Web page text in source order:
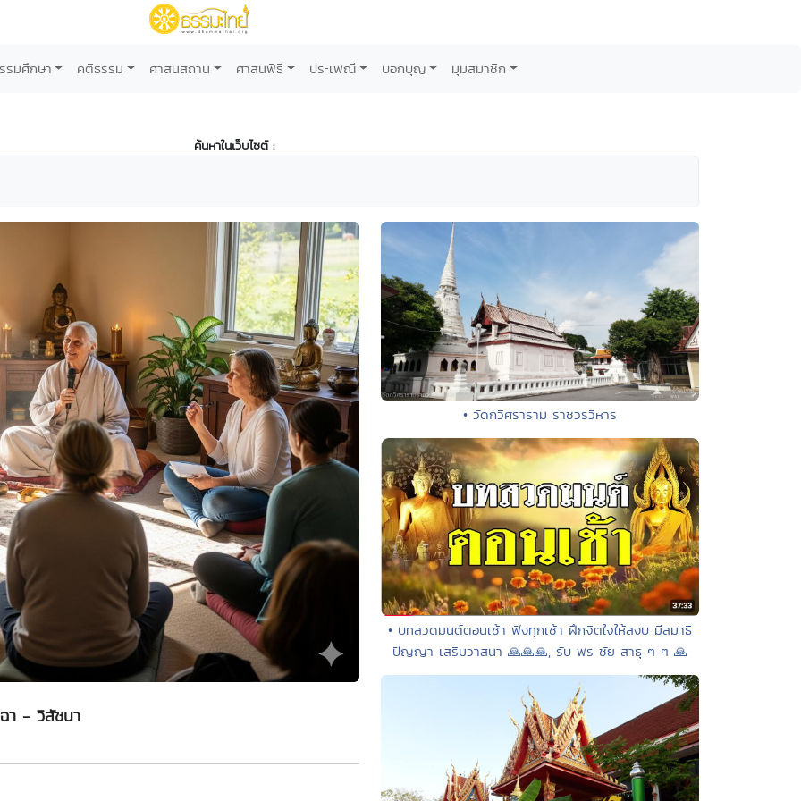
รมศึกษา คติธรรม ศาสนสถาน ศาสนพิธี ประเพณี บอกบุญ มุมสมาชิก
ค้นหาในเว็บไซต์ :
า - วิสัชนา
• วัดกวิศราราม ราชวรวิหาร
• บทสวดมนต์ตอนเช้า ฟังทุกเช้า ฝึกจิตใจให้สงบ มีสมาธิ
ปัญญา เสริมวาสนา 🙏🙏🙏, รับ พร ชัย สาธุ ๆ ๆ 🙏